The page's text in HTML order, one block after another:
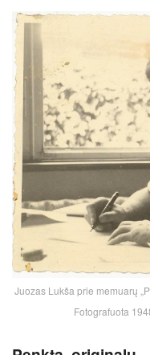
Juozas Lukša prie memuarų
Fotografuota